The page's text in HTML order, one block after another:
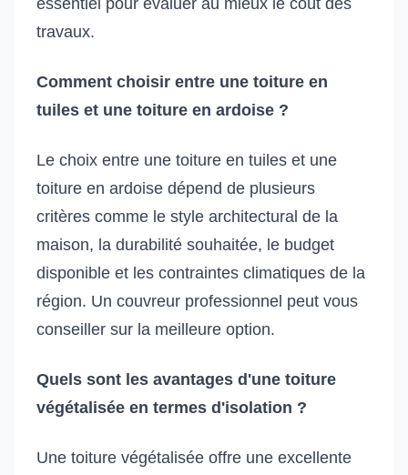
travaux.
Comment choisir entre une toiture en
tuiles et une toiture en ardoise ?
Le choix entre une toiture en tuiles et une
toiture en ardoise dépend de plusieurs
critères comme le style architectural de la
maison, la durabilité souhaitée, le budget
disponible et les contraintes climatiques de la
région. Un couvreur professionnel peut vous
conseiller sur la meilleure option.
Quels sont les avantages d'une toiture
végétalisée en termes d'isolation ?
Une toiture végétalisée offre une excellente